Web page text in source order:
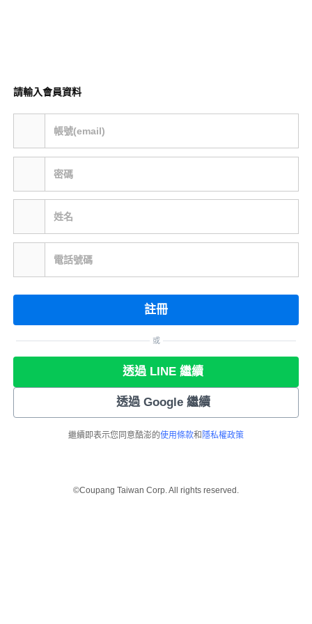
請輸入會員資料
帳號(email)
密碼
姓名
電話號碼
註冊
或
透過 LINE 繼續
透過 Google 繼續
繼續即表示您同意酷澎的使用條款和 隱私權政策
©Coupang Taiwan Corp. All rights reserved.